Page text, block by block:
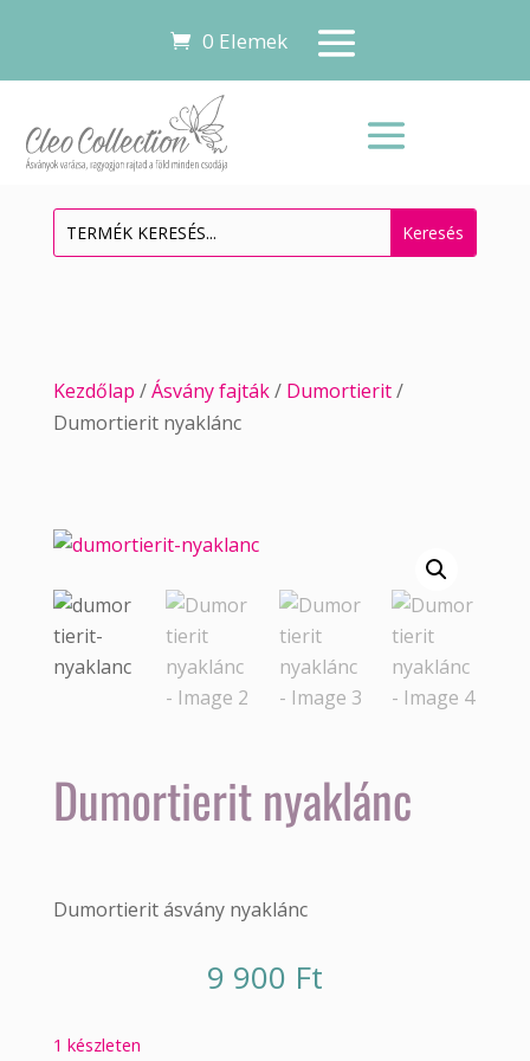
0 Elemek
Kezdőlap /Ásvány fajták/ Dumortierit/
Dumortierit nyaklánc
Dumortierit nyaklánc
Dumortierit ásvány nyaklánc
9 900 Ft
1 készleten